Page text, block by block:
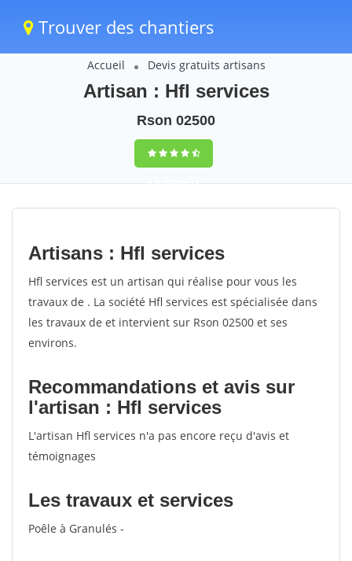
Trouver des chantiers
Accueil Devis gratuits artisans
Artisan : Hfl services
Rson 02500
9,5(100%)75
votes
Artisans : Hfl services
Hfl services est un artisan qui réalise pour vous les
travaux de . La société Hfl services est spécialisée dans
les travaux de et intervient sur Rson 02500 et ses
environs.
Recommandations et avis sur
l'artisan : Hfl services
L'artisan Hfl services n'a pas encore reçu d'avis et
témoignages
Les travaux et services
Poêle à Granulés -